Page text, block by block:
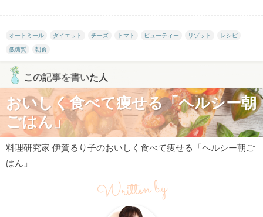
オートミール ダイエット チーズ トマト ビューティー リゾット レシピ
低糖質 朝食
この記事を書いた人
おいしく食べて痩せる「ヘルシー朝
ごはん」
料理研究家 伊賀るり子のおいしく食べて痩せる「ヘルシー朝ご
はん」
Written by